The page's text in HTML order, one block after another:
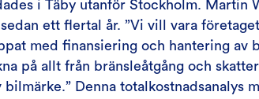
i Täby utanför Stockholm. Martin
ett flertal år. ”Vi vill vara
med finansiering och hantering av
på allt från bränsleåtgång och
bilmärke.” Denna totalkostnadsanalys